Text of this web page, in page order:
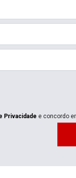
Privacidade e concordo